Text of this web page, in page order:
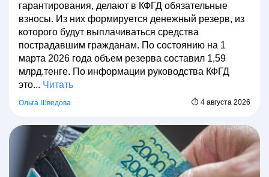
гарантирования, делают в КФГД обязательные
взносы. Из них формируется денежный резерв, из
которого будут выплачиваться средства
пострадавшим гражданам. По состоянию на 1
марта 2026 года объем резерва составил 1,59
млрд.тенге. По информации руководства КФГД
это... Читать
Ольга Шведова ⏱ 4 августа 2026